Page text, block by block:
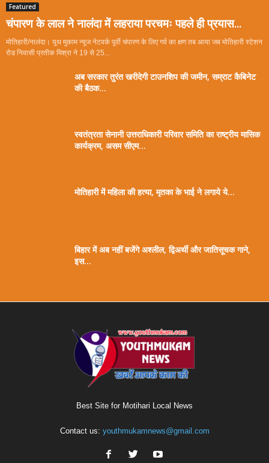
Featured
चंपारण के लाल ने नालंदा में लहराया परचमः पहले ही प्रयास...
मोतिहारी/नालंदा। यूथ मुकाम न्यूज नेटवर्क पूर्वी चंपारण के लिए गर्व का क्षण तब आया जब मोतिहारी स्टेशन
रोड निवासी प्रतीक मिश्रा ने 19 से 25...
अब सरकार तुरंत खरीदेगी टाउनशिप की जमीन, सम्राट कैबिनेट
की बैठक...
स्वतंत्रता सेनानी उत्तराधिकारी परिवार समिति का राष्ट्रीय मासिक
कार्यक्रम, असम सीएम...
मोतिहारी में महिला की हत्या, मृतका के भाई ने लगाये ये...
बिहार में अब नहीं बजेंगे अश्लील, द्विअर्थी और जातिसूचक गाने,
इस...
Best Site for Motihari Local News
Contact us: youthmukamnews@gmail.com